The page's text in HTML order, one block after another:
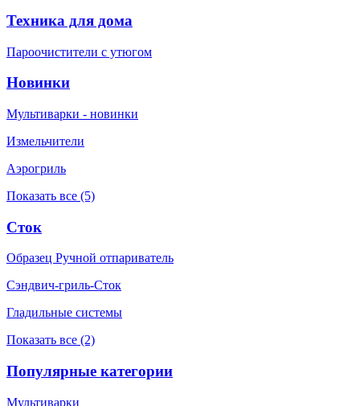
Техника для дома
Пароочистители с утюгом
Новинки
Мультиварки - новинки
Измельчители
Аэрогриль
Показать все (5)
Сток
Образец Ручной отпариватель
Сэндвич-гриль-Сток
Гладильные системы
Показать все (2)
Популярные категории
Мультиварки